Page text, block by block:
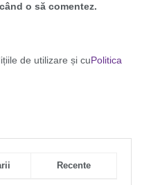
o să comentez.
de utilizare și cuPolitica
Recente